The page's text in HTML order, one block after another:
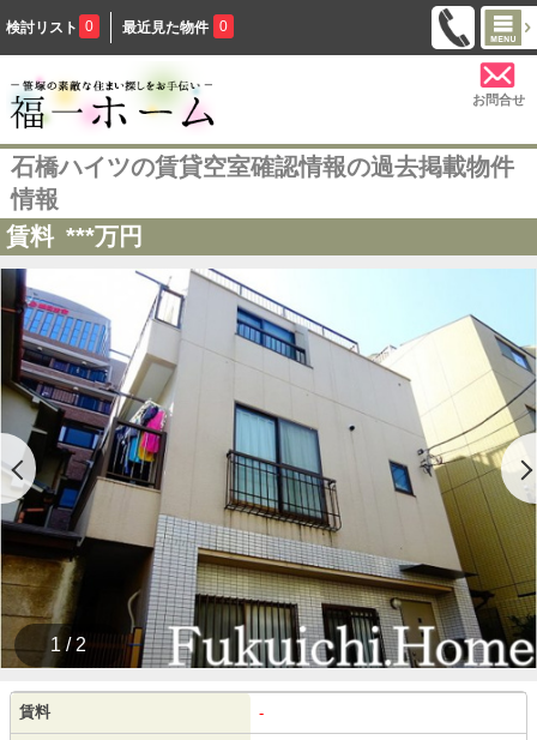
検討リスト 0 最近見た物件 0
お問合せ
石橋ハイツの賃貸空室確認情報の過去掲載物件
情報
賃料 ***万円
1 / 2
賃料 -